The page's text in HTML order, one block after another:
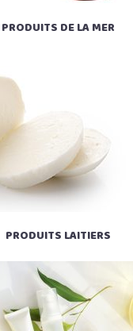
PRODUITS DE LA MER
PRODUITS LAITIERS